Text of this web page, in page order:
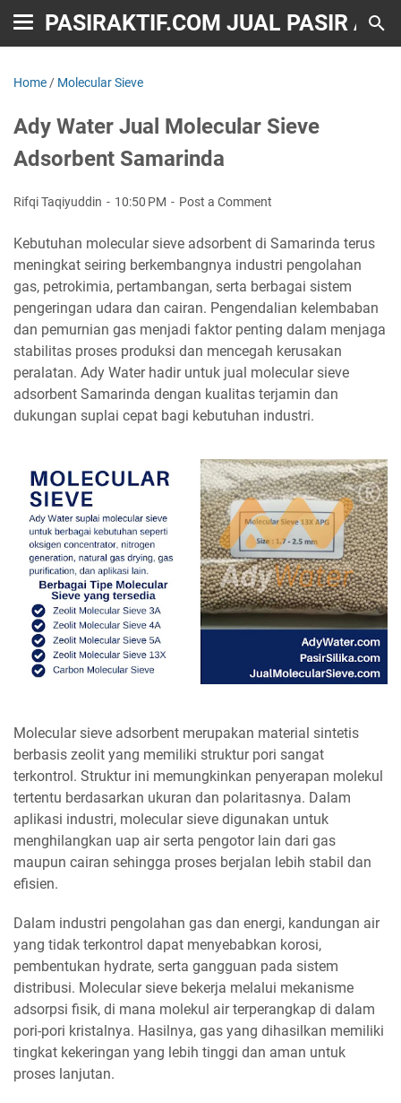
PASIRAKTIF.COM JUAL PASIR
Home / Molecular Sieve
Ady Water Jual Molecular Sieve
Adsorbent Samarinda
Rifqi Taqiyuddin 10:50 PM Post a Comment
Kebutuhan molecular sieve adsorbent di Samarinda terus
meningkat seiring berkembangnya industri pengolahan
gas, petrokimia, pertambangan, serta berbagai sistem
pengeringan udara dan cairan. Pengendalian kelembaban
dan pemurnian gas menjadi faktor penting dalam menjaga
stabilitas proses produksi dan mencegah kerusakan
peralatan. Ady Water hadir untuk jual molecular sieve
adsorbent Samarinda dengan kualitas terjamin dan
dukungan suplai cepat bagi kebutuhan industri.
Molecular sieve adsorbent merupakan material sintetis
berbasis zeolit yang memiliki struktur pori sangat
terkontrol. Struktur ini memungkinkan penyerapan molekul
tertentu berdasarkan ukuran dan polaritasnya. Dalam
aplikasi industri, molecular sieve digunakan untuk
menghilangkan uap air serta pengotor lain dari gas
maupun cairan sehingga proses berjalan lebih stabil dan
efisien.
Dalam industri pengolahan gas dan energi, kandungan air
yang tidak terkontrol dapat menyebabkan korosi,
pembentukan hydrate, serta gangguan pada sistem
distribusi. Molecular sieve bekerja melalui mekanisme
adsorpsi fisik, di mana molekul air terperangkap di dalam
pori-pori kristalnya. Hasilnya, gas yang dihasilkan memiliki
tingkat kekeringan yang lebih tinggi dan aman untuk
proses lanjutan.